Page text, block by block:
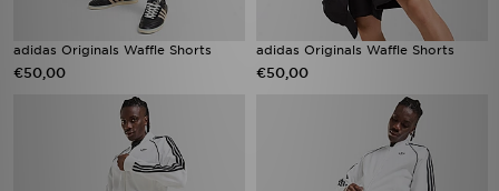
adidas Originals Waffle Shorts
€50,00
adidas Originals Waffle Shorts
€50,00